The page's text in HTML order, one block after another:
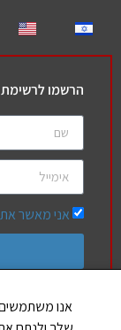
הרשמו
אני מאשר את